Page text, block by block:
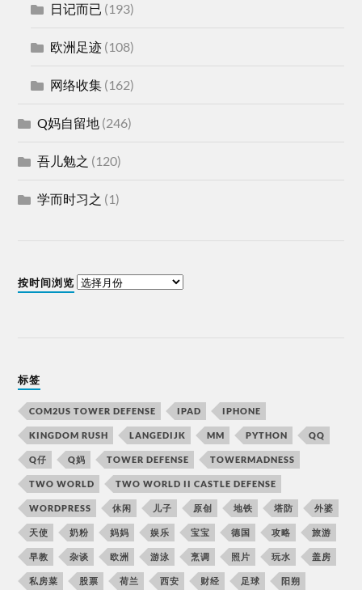
日记而已 (193)
欧洲足迹 (108)
网络收集 (162)
Q妈自留地 (246)
吾儿勉之 (120)
学而时习之 (1)
按时间浏览
标签
COM2US TOWER DEFENSE IPAD IPHONE
KINGDOM RUSH LANGEDIJK MM PYTHON QQ
Q仔 Q妈 TOWER DEFENSE TOWERMADNESS
TWO WORLD TWO WORLD II CASTLE DEFENSE
WORDPRESS 休闲 儿子 原创 地铁 塔防 外婆
天使 奶粉 妈妈 娱乐 宝宝 德国 攻略 旅游
早教 杂谈 欧洲 游泳 烹调 照片 玩水 盖房
私房菜 股票 荷兰 西安 财经 足球 阳朔